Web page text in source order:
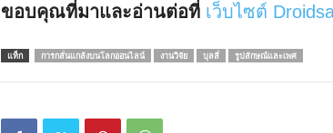
ขอบคุณที่มาและอ่านต่อที่ เว็บไซต์
แท็ก การกลั่นแกล้งบนโลกออนไลน์ งานวิจัย บุลลี่ รูปลักษณ์และเพศ